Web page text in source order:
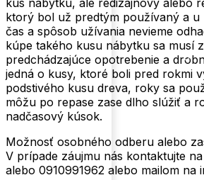
kus nábytku, ale redizajnový alebo
ktorý bol už predtým používaný a u
čas a spôsob užívania nevieme
kúpe takého kusu nábytku sa musí
predchádzajúce opotrebenie a
jedná o kusy, ktoré boli pred rokmi
podstivého kusu dreva, roky sa
môžu po repase zase dlho slúžiť a
nadčasový kúsok.
Možnosť osobného odberu alebo
V prípade záujmu nás kontaktujte
alebo 0910991962 alebo mailom na